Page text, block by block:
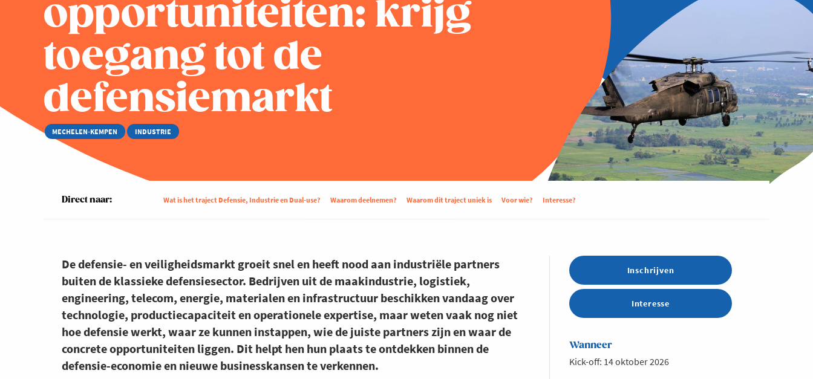
opportuniteiten: krijg
toegang tot de
defensiemarkt
MECHELEN-KEMPEN INDUSTRIE
Direct naar: Wat is het traject Defensie, Industrie en Dual-use? Waarom deelnemen? Waarom dit traject uniek is Voor wie? Interesse?
De defensie- en veiligheidsmarkt groeit snel en heeft nood aan industriële partners
buiten de klassieke defensiesector. Bedrijven uit de maakindustrie, logistiek,
engineering, telecom, energie, materialen en infrastructuur beschikken vandaag over
technologie, productiecapaciteit en operationele expertise, maar weten vaak nog niet
hoe defensie werkt, waar ze kunnen instappen, wie de juiste partners zijn en waar de
concrete opportuniteiten liggen. Dit helpt hen hun plaats te ontdekken binnen de
defensie-economie en nieuwe businesskansen te verkennen.
Inschrijven
Interesse
Wanneer
Kick-off: 14 oktober 2026